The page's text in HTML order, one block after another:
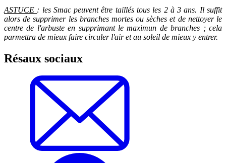
ASTUCE : les Smac peuvent être taillés tous les 2 à 3 ans. Il suffit
alors de supprimer les branches mortes ou sèches et de nettoyer le
centre de l'arbuste en supprimant le maximun de branches ; cela
parmettra de mieux faire circuler l'air et au soleil de mieux y entrer.
Résaux sociaux